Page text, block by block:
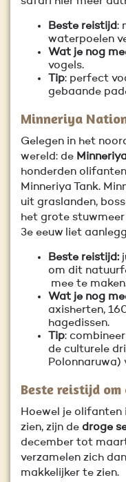
Beste reistijd:
waterpoelen
Wat je nog
vogels.
Tip: perfect
gebaande
Minneriya
Gelegen in het
wereld: de
honderden
Minneriya Tank.
uit graslanden,
het grote
3e eeuw liet
Beste reistijd:
om dit
mee te
Wat je nog
axisherten,
hagedissen.
Tip:
de culturele
Polonnaruwa)
Beste reistijd
Hoewel je olifanten
zien, zijn de droge
december tot
verzamelen zich
makkelijker te zien.